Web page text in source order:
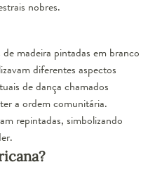
nobres.
de madeira pintadas em branco
diferentes aspectos
de dança chamados
a ordem comunitária.
repintadas, simbolizando